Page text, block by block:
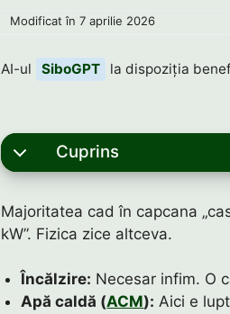
Modificat în 7 aprilie 2026
AI-ul SiboGPT la dispoziția
Cuprins
Majoritatea cad în capcana
kW”. Fizica zice altceva.
Încălzire: Necesar infim. O
Apă caldă (ACM): Aici e